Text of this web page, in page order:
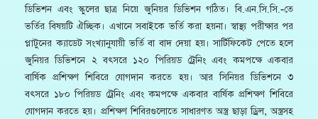
ডিভিশন এবং স্কুলের ছাত্র নিয়ে জুনিয়র ডিভিশন গঠিত। বি.এন.সি.সি.-তে
ভর্তির বিষয়টি ঐচ্ছিক। এখানে সবাইকে ভর্তি করা হয়না। স্বাস্থ্য পরীক্ষার পর
প্লাটুনের ক্যাডেট সংখ্যানুযায়ী ভর্তি বা বাদ দেয়া হয়। সার্টিফিকেট পেতে হলে
জুনিয়র ডিভিশনে ২ বৎসরে ১২০ পিরিয়ড ট্রেনিং এবং কমপক্ষে একবার
বার্ষিক প্রশিক্ষণ শিবিরে যোগদান করতে হয়। আর সিনিয়র ডিভিশনে ৩
বৎসরে ১৮০ পিরিয়ড ট্রেনিং এবং কমপক্ষে একবার বার্ষিক প্রশিক্ষণ শিবিরে
যোগদান করতে হয়। প্রশিক্ষণ শিবিরগুলোতে সাধারণত অস্ত্র ছাড়া ড্রিল, অস্ত্রসহ